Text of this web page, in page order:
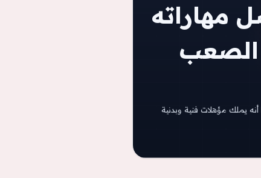
مهاراته
الصعب
أنه يملك مؤهلات فنية وبدنية